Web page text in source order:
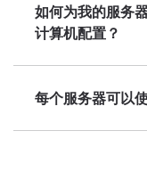
如何为我的服务
计算机配置？
每个服务器可以